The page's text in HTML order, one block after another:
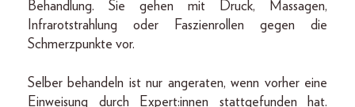
Behandlung. Sie gehen mit Druck, Massagen,
Infrarotstrahlung oder Faszienrollen gegen die
Schmerzpunkte vor.
Selber behandeln ist nur angeraten, wenn vorher eine
Einweisung durch Expert:innen stattgefunden hat.